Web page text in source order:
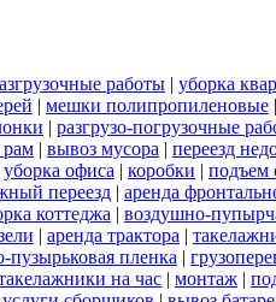
работы | уборка
| мешки полипропиленовые
| разгрузо-погрузочные
рам | вывоз мусора | переезд
уборка офиса | коробки | подъем
переезд | аренда
коттеджа | воздушно-
| аренда трактора |
пузырьковая пленка |
на час | монтаж |